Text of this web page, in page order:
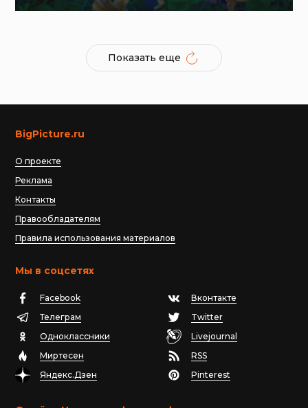
Показать еще
BigPicture.ru
О проекте
Реклама
Контакты
Правообладателям
Правила использования материалов
Мы в соцсетях
Facebook
Вконтакте
Телеграм
Twitter
Одноклассники
Livejournal
Миртесен
RSS
Яндекс.Дзен
Pinterest